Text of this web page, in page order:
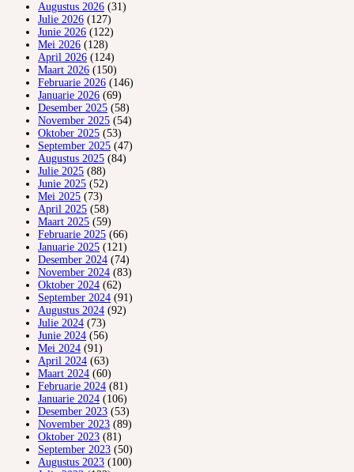
Augustus 2026 (31)
Julie 2026 (127)
Junie 2026 (122)
Mei 2026 (128)
April 2026 (124)
Maart 2026 (150)
Februarie 2026 (146)
Januarie 2026 (69)
Desember 2025 (58)
November 2025 (54)
Oktober 2025 (53)
September 2025 (47)
Augustus 2025 (84)
Julie 2025 (88)
Junie 2025 (52)
Mei 2025 (73)
April 2025 (58)
Maart 2025 (59)
Februarie 2025 (66)
Januarie 2025 (121)
Desember 2024 (74)
November 2024 (83)
Oktober 2024 (62)
September 2024 (91)
Augustus 2024 (92)
Julie 2024 (73)
Junie 2024 (56)
Mei 2024 (91)
April 2024 (63)
Maart 2024 (60)
Februarie 2024 (81)
Januarie 2024 (106)
Desember 2023 (53)
November 2023 (89)
Oktober 2023 (81)
September 2023 (50)
Augustus 2023 (100)